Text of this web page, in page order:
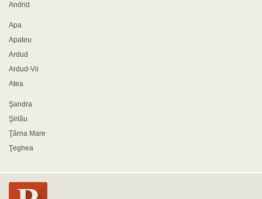
Andrid
Apa
Apateu
Ardud
Ardud-Vii
Atea
Şandra
Şirlău
Ţărna Mare
Ţeghea